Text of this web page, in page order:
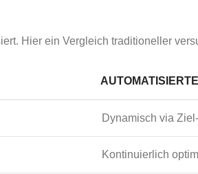
Hier ein Vergleich traditioneller
Dynamisch via
Kontinuierlich